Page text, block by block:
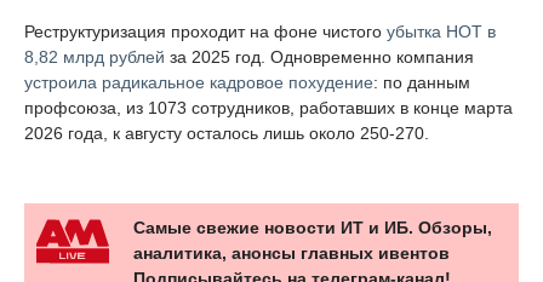
Реструктуризация проходит на фоне чистого убытка НОТ в
8,82 млрд рублей за 2025 год. Одновременно компания
устроила радикальное кадровое похудение: по данным
профсоюза, из 1073 сотрудников, работавших в конце марта
2026 года, к августу осталось лишь около 250-270.
Самые свежие новости ИТ и ИБ. Обзоры,
аналитика, анонсы главных ивентов
Подписывайтесь на телеграм-канал!